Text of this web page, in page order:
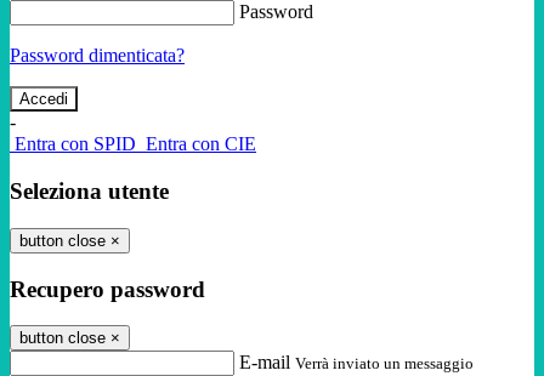
Password
Password dimenticata?
-
Entra con SPID Entra con CIE
Seleziona utente
button close ×
Recupero password
button close ×
E-mail Verrà inviato un messaggio